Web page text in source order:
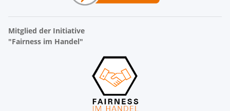
Mitglied der Initiative
"Fairness im Handel"